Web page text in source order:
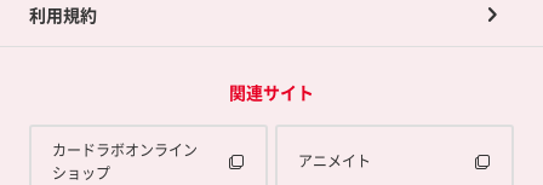
利用規約
関連サイト
カードラボオンライン
ショップ
アニメイト